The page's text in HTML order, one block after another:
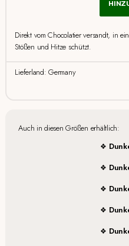
Direkt vom Chocolatier versandt, in
Stößen und Hitze schützt.
Lieferland: Germany
Auch in diesen Größen erhältlich: